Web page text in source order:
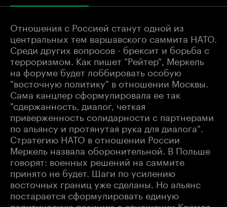
Отношения с Россией станут одной из
центральных тем варшавского саммита НАТО.
Среди других вопросов - брексит и борьба с
терроризмом. Как пишет "Рейтер", Меркель
на форуме будет лоббировать особую
"восточную политику" в отношении Москвы.
Сама канцлер сформулировала ее так
"сдержанность, диалог, четкая
приверженность солидарности с партнерами
по альянсу и протянутая рука для диалога".
Стратегию НАТО в отношении России
Меркель назвала оборонительной. В Польше
говорят: военных решений на саммите
принято не будет. Шаги по усилению
восточных границ уже сделаны. Но альянс
постарается сформулировать единую